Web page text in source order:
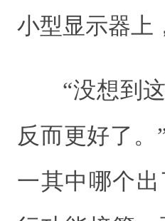
小型显示器上
“没想到
反而更好了
一其中哪个